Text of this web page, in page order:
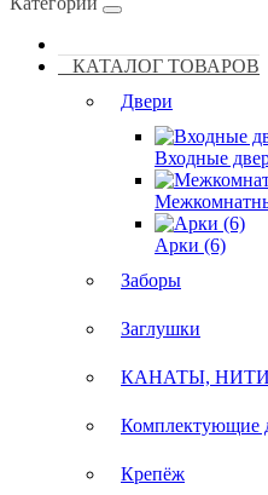
КАТАЛОГ ТОВАРОВ
Двери
Входные
Арки (6)
Заборы
Заглушки
КАНАТЫ,
Комплектующие
Крепёж